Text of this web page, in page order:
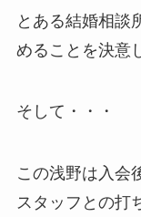
とある結婚相談
めることを決意
そして・・・
この浅野は入会
スタッフとの打